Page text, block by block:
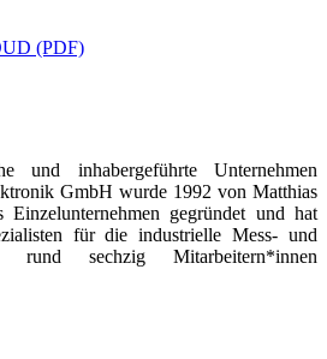
(PDF)
und inhabergeführte Unternehmen
GmbH wurde 1992 von Matthias
Einzelunternehmen gegründet und hat
für die industrielle Mess- und
rund sechzig Mitarbeitern*innen